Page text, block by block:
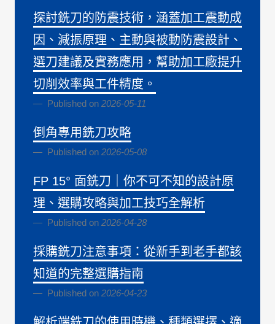
探討銑刀的防震技術，涵蓋加工震動成
因、減振原理、主動與被動防震設計、
選刀建議及實務應用，幫助加工廠提升
切削效率與工件精度。
Published on 2026-05-11
倒角專用銑刀攻略
Published on 2026-05-08
FP 15° 面銑刀｜你不可不知的設計原
理、選購攻略與加工技巧全解析
Published on 2026-04-28
採購銑刀注意事項：從新手到老手都該
知道的完整選購指南
Published on 2026-04-23